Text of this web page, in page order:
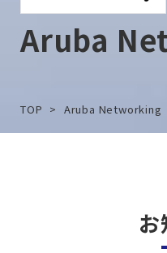
契約・利用条件
Aruba
TOP Aruba Networking
お